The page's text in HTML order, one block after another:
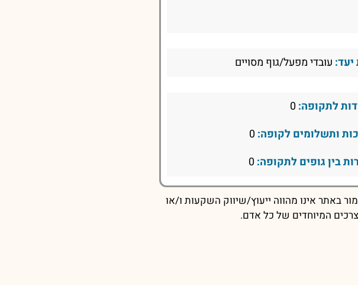
יעד: עובדי מפעל/גוף מסויים
לתקופה:0
ותשלומים לקופה:0
בין גופים לתקופה:0
באתר אינו מהווה ייעוץ/שיווק השקעות ו/או
המיוחדים של כל אדם.